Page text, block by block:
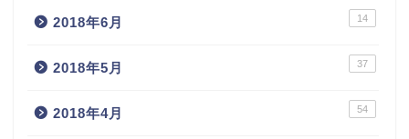
2018年6月 14
2018年5月 37
2018年4月 54